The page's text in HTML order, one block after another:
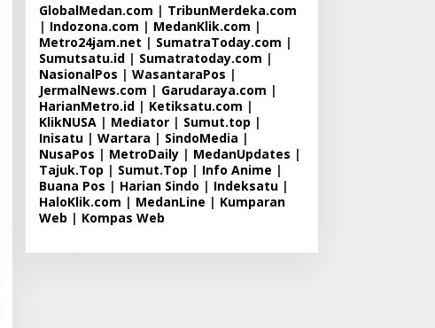
GlobalMedan.com | TribunMerdeka.com
| Indozona.com | MedanKlik.com |
Metro24jam.net | SumatraToday.com |
Sumutsatu.id| Sumatratoday.com |
NasionalPos | WasantaraPos |
JermalNews.com | Garudaraya.com |
HarianMetro.id| Ketiksatu.com |
KlikNUSA| Mediator| Sumut.top |
Inisatu| Wartara | SindoMedia |
NusaPos | MetroDaily| MedanUpdates |
Tajuk.Top | Sumut.Top | Info Anime |
Buana Pos | Harian Sindo | Indeksatu|
HaloKlik.com | MedanLine | Kumparan
Web | Kompas Web